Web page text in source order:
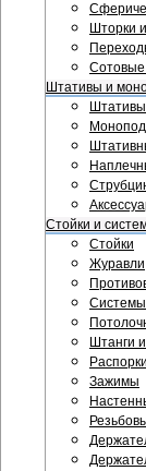
Шторки
Сотовые
Штативы и
Стойки и
Стойки
Журавли
Системы
Штанги
Зажимы